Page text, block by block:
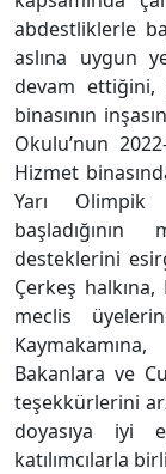
abdestliklerle
aslına uygun
devam
binasının
Okulu’nun
Hizmet
Yarı Olimpik
desteklerini
Çerkeş
meclis
Bakanlara ve
teşekkürlerini
doyasıya iyi
katılımcılarla